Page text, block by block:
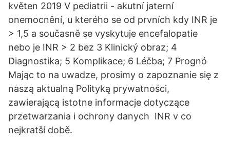
květen 2019 V pediatrii - akutní jaterní
onemocnění, u kterého se od prvních kdy INR je
> 1,5 a současně se vyskytuje encefalopatie
nebo je INR > 2 bez 3 Klinický obraz; 4
Diagnostika; 5 Komplikace; 6 Léčba; 7 Prognó
Mając to na uwadze, prosimy o zapoznanie się z
naszą aktualną Polityką prywatności,
zawierającą istotne informacje dotyczące
przetwarzania i ochrony danych INR v co
nejkratší době.